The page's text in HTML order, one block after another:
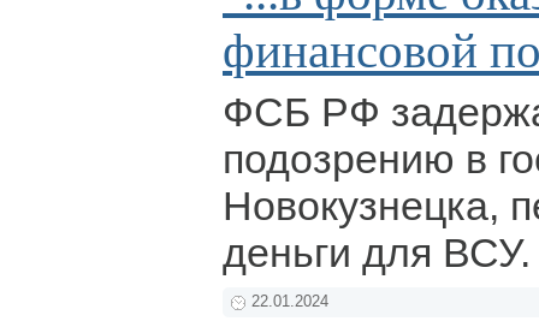
финансовой
ФСБ РФ
подозрению в
Новокузнецка,
деньги для
22.01.2024